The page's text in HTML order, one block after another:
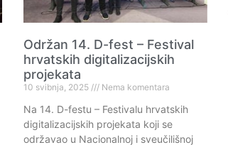
Održan 14. D-fest – Festival
hrvatskih digitalizacijskih
projekata
10 svibnja, 2025 Nema komentara
Na 14. D-festu – Festivalu hrvatskih
digitalizacijskih projekata koji se
održavao u Nacionalnoj i sveučilišnoj